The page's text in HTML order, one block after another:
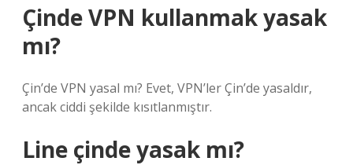
Çinde VPN kullanmak yasak
mı?
Çin’de VPN yasal mı? Evet, VPN’ler Çin’de yasaldır,
ancak ciddi şekilde kısıtlanmıştır.
Line çinde yasak mı?